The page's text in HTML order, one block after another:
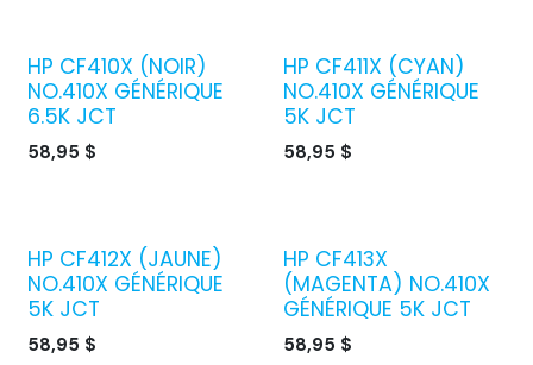
HP CF410X (NOIR)
NO.410X GÉNÉRIQUE
6.5K JCT
58,95 $
HP CF411X (CYAN)
NO.410X GÉNÉRIQUE
5K JCT
58,95 $
HP CF412X (JAUNE)
NO.410X GÉNÉRIQUE
5K JCT
58,95 $
HP CF413X
(MAGENTA) NO.410X
GÉNÉRIQUE 5K JCT
58,95 $